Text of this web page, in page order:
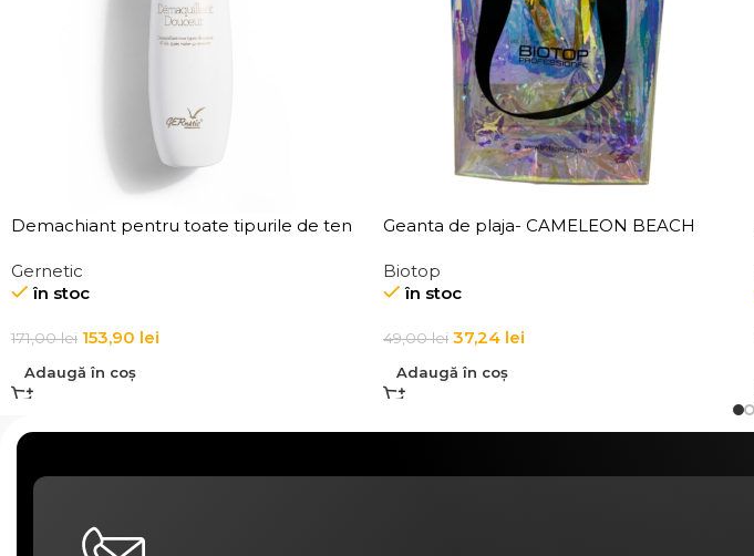
Demachiant pentru toate tipurile de ten
Make-Up Remover
Gernetic
în stoc
171,00lei 153,90 lei
Adaugă în coș
Geanta de plaja- CAMELEON BEACH
Biotop
în stoc
49,00lei 37,24 lei
Adaugă în coș